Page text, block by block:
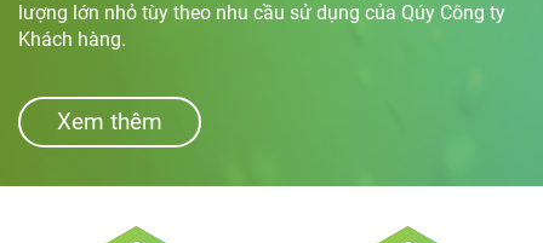
lượng lớn nhỏ tùy theo nhu cầu sử dụng của Qúy Công ty
Khách hàng.
Xem thêm